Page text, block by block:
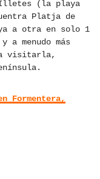
(la playa
Platja de
a otra en solo 1
a menudo más
visitarla,
Formentera,